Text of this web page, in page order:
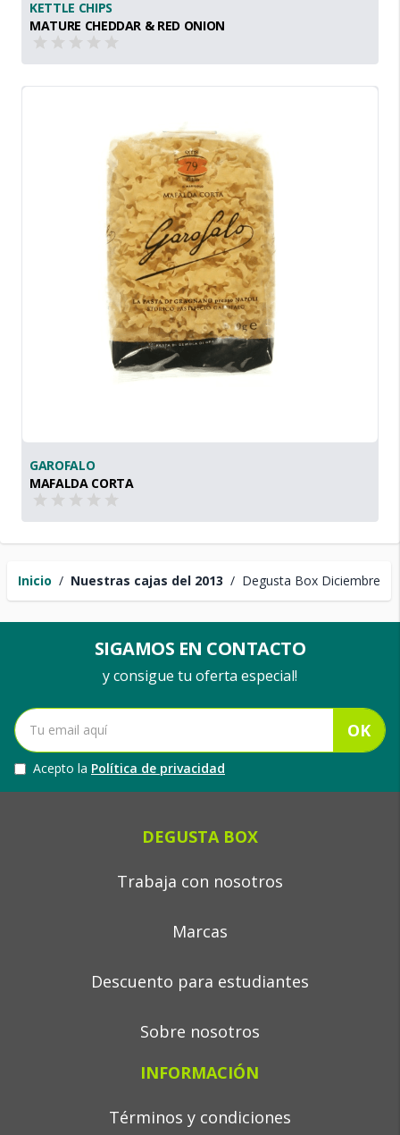
Inicio / Nuestras cajas del 2013 / Degusta Box Diciembre
KETTLE CHIPS
MATURE CHEDDAR & RED ONION
GAROFALO
MAFALDA CORTA
SIGAMOS EN CONTACTO
y consigue tu oferta especial!
OK
Acepto la Política de privacidad
DEGUSTA BOX
Trabaja con nosotros
Marcas
Descuento para estudiantes
Sobre nosotros
INFORMACIÓN
Términos y condiciones